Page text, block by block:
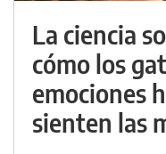
La ciencia
cómo los
emociones
sienten las